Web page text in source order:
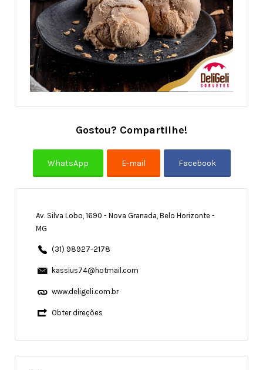
Gostou? Compartilhe!
Av. Silva Lobo, 1690 - Nova Granada, Belo Horizonte -
MG
(31) 98927-2178
kassius74@hotmail.com
www.deligeli.com.br
Obter direções